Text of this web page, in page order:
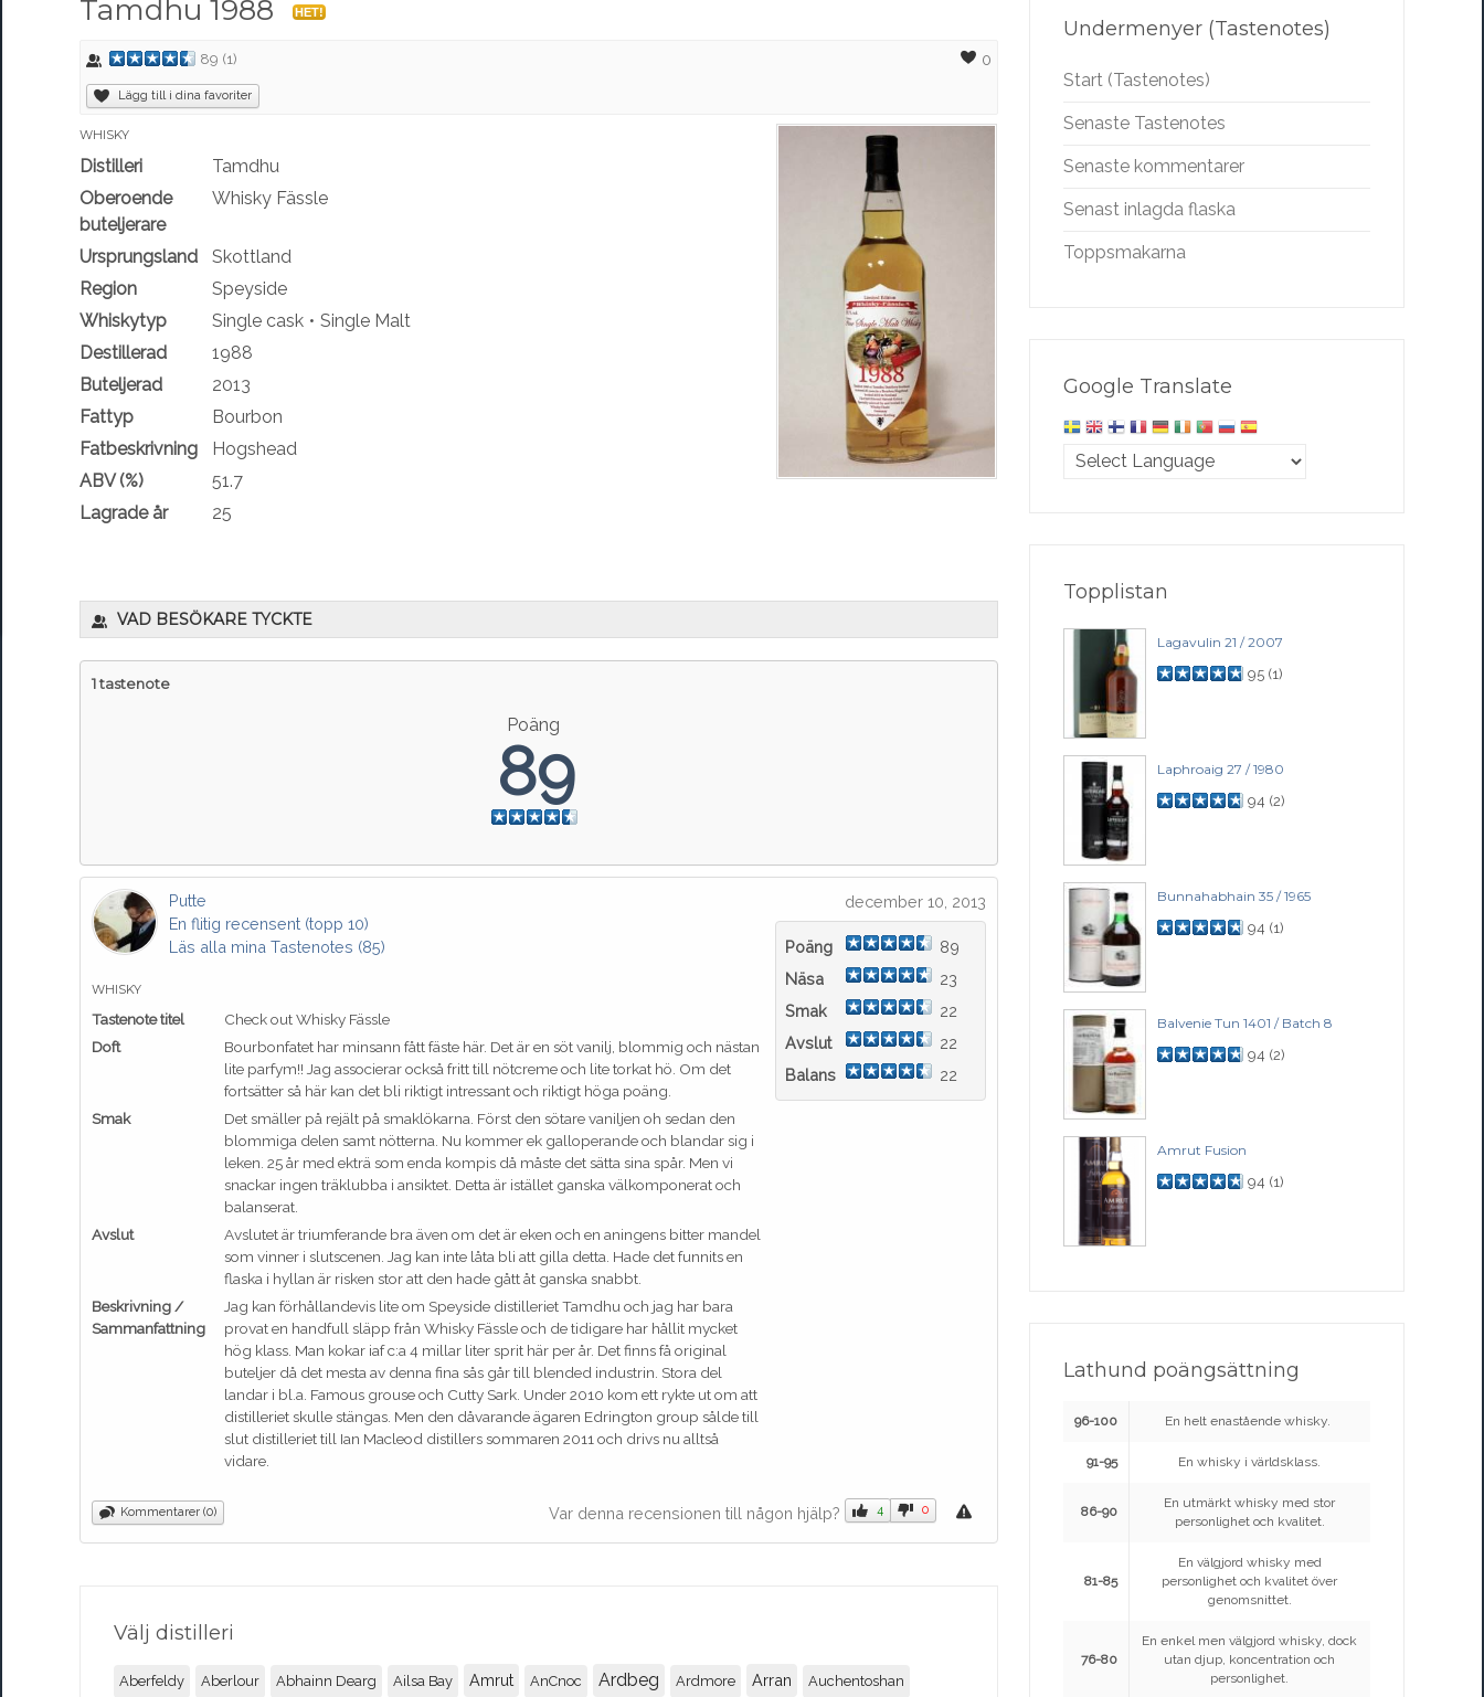
Tamdhu 1988 HET!
89 (1) 0
Lägg till i dina favoriter
WHISKY
Distilleri
Tamdhu
Oberoende
buteljerare
Whisky Fässle
Ursprungsland
Skottland
Region
Speyside
Whiskytyp
Single cask
Single Malt
Destillerad
1988
Buteljerad
2013
Fattyp
Bourbon
Fatbeskrivning
Hogshead
ABV (%)
51.7
Lagrade år
25
VAD BESÖKARE TYCKTE
1 tastenote
Poäng
89
december 10, 2013
Putte
En flitig recensent (topp 10)
Läs alla mina Tastenotes (85)
Poäng
89
Näsa
23
Smak
22
Avslut
22
Balans
22
WHISKY
Tastenote titel
Check out Whisky Fässle
Doft
Bourbonfatet har minsann fått fäste här. Det är en söt vanilj, blommig och nästan
lite parfym!! Jag associerar också fritt till nötcreme och lite torkat hö. Om det
fortsätter så här kan det bli riktigt intressant och riktigt höga poäng.
Smak
Det smäller på rejält på smaklökarna. Först den sötare vaniljen oh sedan den
blommiga delen samt nötterna. Nu kommer ek galloperande och blandar sig i
leken. 25 år med ekträ som enda kompis då måste det sätta sina spår. Men vi
snackar ingen träklubba i ansiktet. Detta är istället ganska välkomponerat och
balanserat.
Avslut
Avslutet är triumferande bra även om det är eken och en aningens bitter mandel
som vinner i slutscenen. Jag kan inte låta bli att gilla detta. Hade det funnits en
flaska i hyllan är risken stor att den hade gått åt ganska snabbt.
Beskrivning /
Sammanfattning
Jag kan förhållandevis lite om Speyside distilleriet Tamdhu och jag har bara
provat en handfull släpp från Whisky Fässle och de tidigare har hållit mycket
hög klass. Man kokar iaf c:a 4 millar liter sprit här per år. Det finns få original
buteljer då det mesta av denna fina sås går till blended industrin. Stora del
landar i bl.a. Famous grouse och Cutty Sark. Under 2010 kom ett rykte ut om att
distilleriet skulle stängas. Men den dåvarande ägaren Edrington group sålde till
slut distilleriet till Ian Macleod distillers sommaren 2011 och drivs nu alltså
vidare.
Kommentarer (0) Var denna recensionen till någon hjälp? 4 0
Välj distilleri
Aberfeldy Aberlour Abhainn Dearg Ailsa Bay Amrut AnCnoc Ardbeg Ardmore Arran Auchentoshan
Undermenyer (Tastenotes)
Start (Tastenotes)
Senaste Tastenotes
Senaste kommentarer
Senast inlagda flaska
Toppsmakarna
Google Translate
Topplistan
Lagavulin 21 / 2007
95 (1)
Laphroaig 27 / 1980
94 (2)
Bunnahabhain 35 / 1965
94 (1)
Balvenie Tun 1401 / Batch 8
94 (2)
Amrut Fusion
94 (1)
Lathund poängsättning
96-100 En helt enastående whisky.
91-95 En whisky i världsklass.
86-90
En utmärkt whisky med stor
personlighet och kvalitet.
81-85
En välgjord whisky med
personlighet och kvalitet över
genomsnittet.
76-80
En enkel men välgjord whisky, dock
utan djup, koncentration och
personlighet.